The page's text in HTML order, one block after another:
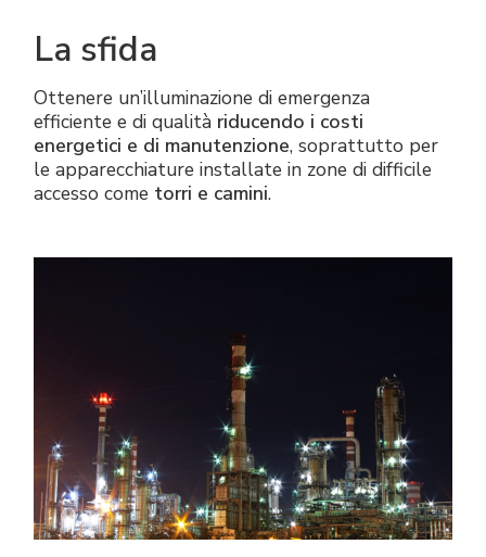
La sfida
Ottenere un’illuminazione di emergenza
efficiente e di qualità riducendo i costi
energetici e di manutenzione, soprattutto per
le apparecchiature installate in zone di difficile
accesso come torri e camini.